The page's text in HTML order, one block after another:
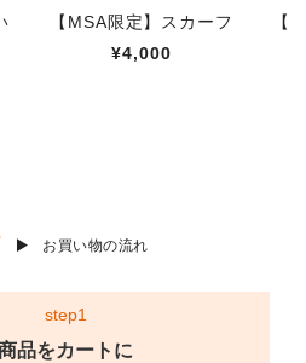
【MSA限定】スカーフ
¥4,000
【
お買い物の流れ
step1
品をカートに